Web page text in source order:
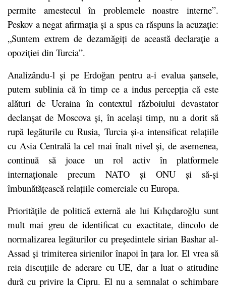
permite amestecul în problemele noastre interne”.
Peskov a negat afirmația și a spus ca răspuns la acuzație:
„Suntem extrem de dezamăgiți de această declarație a
opoziției din Turcia”.
Analizându-l și pe Erdoğan pentru a-i evalua șansele,
putem sublinia că în timp ce a indus percepția că este
alături de Ucraina în contextul războiului devastator
declanșat de Moscova și, în același timp, nu a dorit să
rupă legăturile cu Rusia, Turcia și-a intensificat relațiile
cu Asia Centrală la cel mai înalt nivel și, de asemenea,
continuă să joace un rol activ în platformele
internaționale precum NATO și ONU și să-și
îmbunătățească relațiile comerciale cu Europa.
Prioritățile de politică externă ale lui Kılıçdaroğlu sunt
mult mai greu de identificat cu exactitate, dincolo de
normalizarea legăturilor cu președintele sirian Bashar al-
Assad și trimiterea sirienilor înapoi în țara lor. El vrea să
reia discuțiile de aderare cu UE, dar a luat o atitudine
dură cu privire la Cipru. El nu a semnalat o schimbare